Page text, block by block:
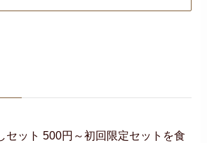
セット 500円～初回限定セットを食